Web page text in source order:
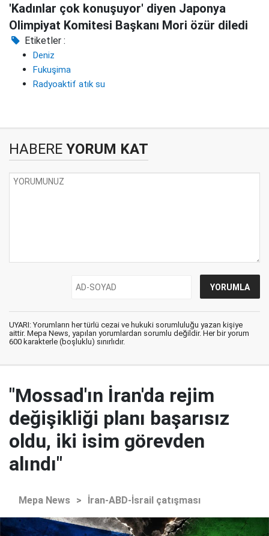
'Kadınlar çok konuşuyor' diyen Japonya
Olimpiyat Komitesi Başkanı Mori özür diledi
Etiketler :
Deniz
Fukuşima
Radyoaktif atık su
HABERE YORUM KAT
UYARI: Yorumların her türlü cezai ve hukuki sorumluluğu yazan kişiye
aittir. Mepa News, yapılan yorumlardan sorumlu değildir. Her bir yorum
600 karakterle (boşluklu) sınırlıdır.
"Mossad'ın İran'da rejim
değişikliği planı başarısız
oldu, iki isim görevden
alındı"
Mepa News > İran-ABD-İsrail çatışması